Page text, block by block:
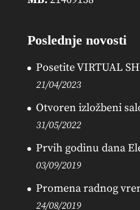
Poslednje novosti
Posetite VIRTUAL
21/04/2023
Otvoren izložbeni
31/05/2022
Prvih godinu dana
03/09/2019
Promena radnog
24/08/2019